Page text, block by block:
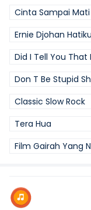
Cinta Sampai
Ernie Djohan
Did I Tell You That
Don T Be Stupid
Classic Slow Rock
Tera Hua
Film Gairah Yang